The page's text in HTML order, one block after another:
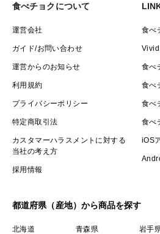
食べチョクについて
運営会社
ガイド/お問い合わせ
運営からのお知らせ
利用規約
プライバシーポリシー
特定商取引法
カスタマーハラスメントに対する
当社の考え方
採用情報
食べ
Vivid
食べ
食べ
食べ
食べ
iOS
都道府県（産地）から商品を探す
北海道 青森県 岩手